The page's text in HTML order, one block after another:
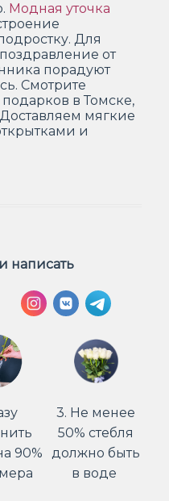
Модная уточка
Для
от
порадуют
Смотрите
в Томске,
мягкие
и
написать
90%
3. Не менее
50% стебля
должно быть
в воде